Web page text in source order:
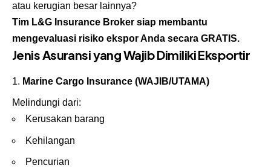
atau kerugian besar lainnya?
Tim L&G Insurance Broker siap membantu
mengevaluasi risiko ekspor Anda secara GRATIS.
Jenis Asuransi yang Wajib Dimiliki Eksportir
Marine Cargo Insurance (WAJIB/UTAMA)
Melindungi dari:
Kerusakan barang
Kehilangan
Pencurian